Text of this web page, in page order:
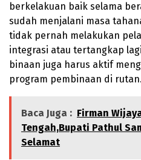
berkelakuan baik selama
sudah menjalani masa
tidak pernah melakukan
integrasi atau tertangkap
binaan juga harus aktif
program pembinaan di rutan.
Baca Juga : Firman
Tengah,Bupati Pathul
Selamat